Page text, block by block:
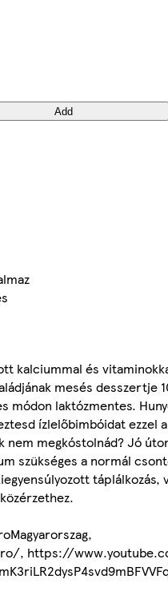
Add
kalciummal és
mesés desszertje
módon laktózmentes.
ízlelőbimbóidat ezzel
megkóstolnád? Jó
szükséges a normál
táplálkozás,
, https://